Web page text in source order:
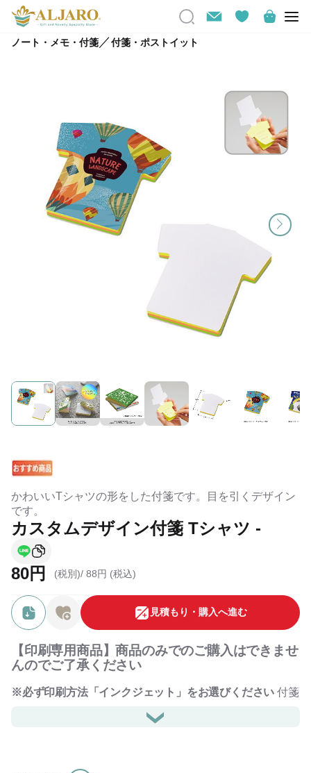
ノート・メモ・付箋／付箋・ポストイット
かわいいTシャツの形をした付箋です。目を引くデザイン
です。
カスタムデザイン付箋 Tシャツ -
80円 (税別)/ 88円 (税込)
【印刷専用商品】商品のみでのご購入はできませ
んのでご了承ください
※必ず印刷方法「インクジェット」をお選びください 付箋
⾒積もり・購⼊へ進む